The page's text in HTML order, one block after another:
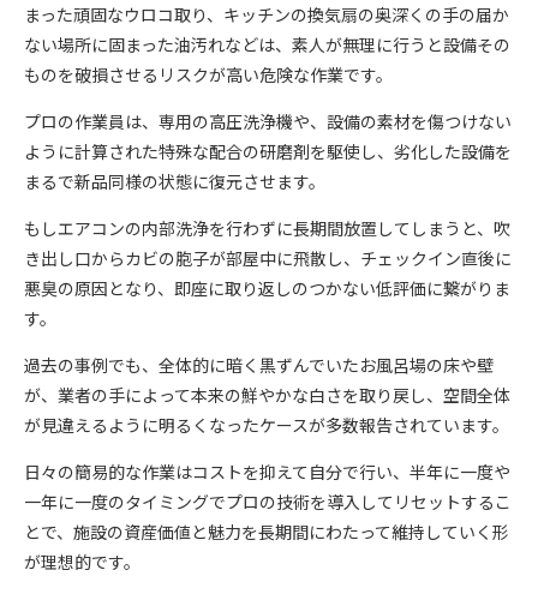
まった頑固なウロコ取り、キッチンの換気扇の奥深くの手の届か
ない場所に固まった油汚れなどは、素人が無理に行うと設備その
ものを破損させるリスクが高い危険な作業です。
プロの作業員は、専用の高圧洗浄機や、設備の素材を傷つけない
ように計算された特殊な配合の研磨剤を駆使し、劣化した設備を
まるで新品同様の状態に復元させます。
もしエアコンの内部洗浄を行わずに長期間放置してしまうと、吹
き出し口からカビの胞子が部屋中に飛散し、チェックイン直後に
悪臭の原因となり、即座に取り返しのつかない低評価に繋がりま
す。
過去の事例でも、全体的に暗く黒ずんでいたお風呂場の床や壁
が、業者の手によって本来の鮮やかな白さを取り戻し、空間全体
が見違えるように明るくなったケースが多数報告されています。
日々の簡易的な作業はコストを抑えて自分で行い、半年に一度や
一年に一度のタイミングでプロの技術を導入してリセットするこ
とで、施設の資産価値と魅力を長期間にわたって維持していく形
が理想的です。